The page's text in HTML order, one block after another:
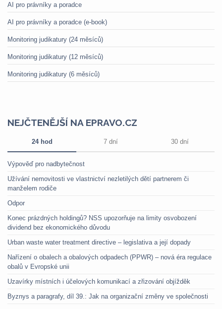
AI pro právníky a poradce
AI pro právníky a poradce (e-book)
Monitoring judikatury (24 měsíců)
Monitoring judikatury (12 měsíců)
Monitoring judikatury (6 měsíců)
NEJČTENĚJŠÍ NA EPRAVO.CZ
24 hod 7 dní 30 dní
Výpověď pro nadbytečnost
Užívání nemovitosti ve vlastnictví nezletilých dětí partnerem či
manželem rodiče
Odpor
Konec prázdných holdingů? NSS upozorňuje na limity osvobození
dividend bez ekonomického důvodu
Urban waste water treatment directive – legislativa a její dopady
Nařízení o obalech a obalových odpadech (PPWR) – nová éra regulace
obalů v Evropské unii
Uzavírky místních i účelových komunikací a zřizování objížděk
Byznys a paragrafy, díl 39.: Jak na organizační změny ve společnosti